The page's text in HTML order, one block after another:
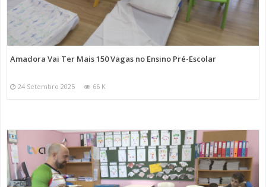
Amadora Vai Ter Mais 150 Vagas no Ensino Pré-Escolar
24 Setembro 2025 66 K